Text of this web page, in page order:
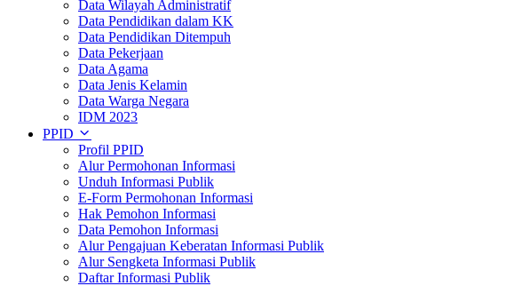
Data Wilayah Administratif
Data Pendidikan dalam KK
Data Pendidikan Ditempuh
Data Pekerjaan
Data Agama
Data Jenis Kelamin
Data Warga Negara
IDM 2023
PPID
Profil PPID
Alur Permohonan Informasi
Unduh Informasi Publik
E-Form Permohonan Informasi
Hak Pemohon Informasi
Data Pemohon Informasi
Alur Pengajuan Keberatan Informasi Publik
Alur Sengketa Informasi Publik
Daftar Informasi Publik